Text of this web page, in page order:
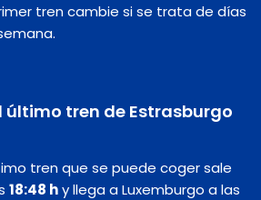
tren cambie si se trata de días
último tren de Estrasburgo
tren que se puede coger sale
18:48 hy llega a Luxemburgo a las